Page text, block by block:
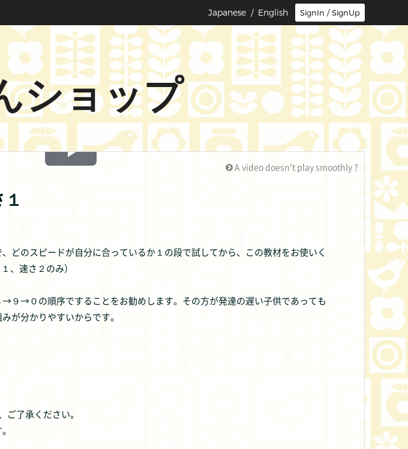
SignIn / SignUp
Japanese / English
ショップ
Play
A video doesn't play smoothly ?
どのスピードが自分に合っているか１の段で試してから、この教材をお使いく
、速さ２のみ）
０の順序ですることをお勧めします。その方が発達の遅い子供であっても
が分かりやすいからです。
ご了承ください。